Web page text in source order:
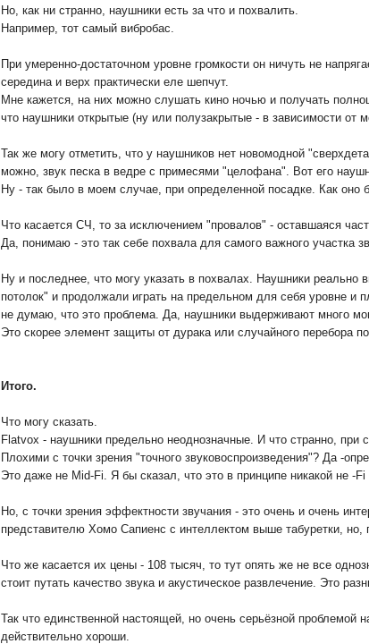
Но, как ни странно, наушники есть за что и похвалить.
Например, тот самый вибробас.
При умеренно-достаточном уровне громкости он ничуть не
середина и верх практически еле шепчут.
Мне кажется, на них можно слушать кино ночью и получать
что наушники открытые (ну или полузакрытые - в зависимости от
Так же могу отметить, что у наушников нет новомодной
можно, звук песка в ведре с примесями "целофана". Вот его
Ну - так было в моем случае, при определенной посадке. Как оно
Что касается СЧ, то за исключением "провалов" - оставшаяся
Да, понимаю - это так себе похвала для самого важного участка
Ну и последнее, что могу указать в похвалах. Наушники
потолок" и продолжали играть на предельном для себя уровне и
не думаю, что это проблема. Да, наушники выдерживают много
Это скорее элемент защиты от дурака или случайного перебора
Итого.
Что могу сказать.
Flatvox - наушники предельно неоднозначные. И что странно,
Плохими с точки зрения "точного звуковоспроизведения"? Да -
Это даже не Mid-Fi. Я бы сказал, что это в принципе никакой не -
Но, с точки зрения эффектности звучания - это очень и очень
представителю Хомо Сапиенс с интеллектом выше табуретки, но,
Что же касается их цены - 108 тысяч, то тут опять же не все
стоит путать качество звука и акустическое развлечение. Это
Так что единственной настоящей, но очень серьёзной
действительно хороши.